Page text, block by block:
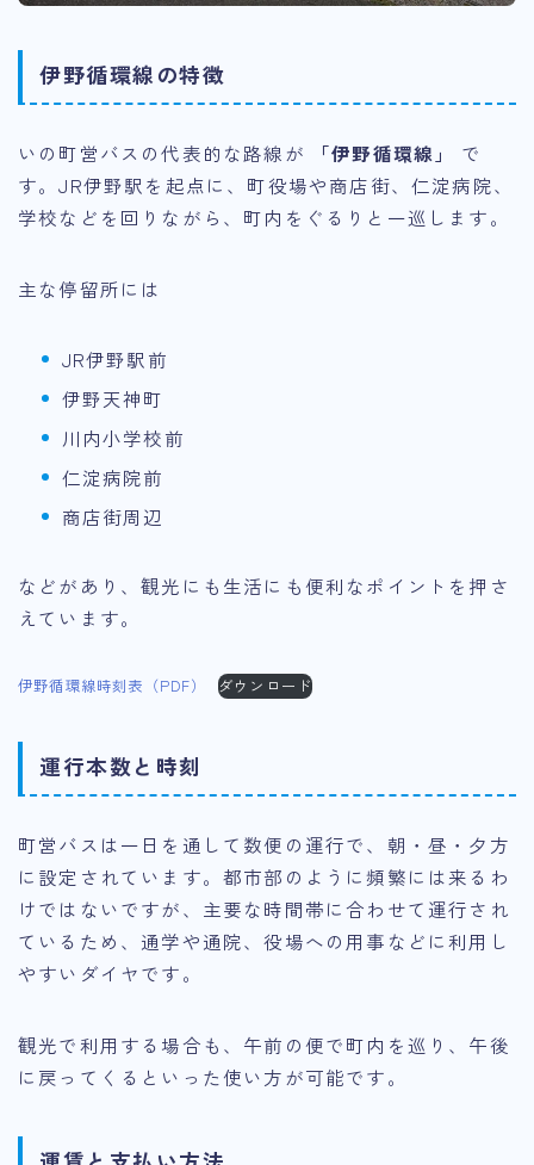
伊野循環線の特徴
いの町営バスの代表的な路線が 「伊野循環線」
で
す。JR伊野駅を起点に、町役場や商店街、仁淀病院、
学校などを回りながら、町内をぐるりと一巡します。
主な停留所には
JR伊野駅前
伊野天神町
川内小学校前
仁淀病院前
商店街周辺
などがあり、観光にも生活にも便利なポイントを押さ
えています。
伊野循環線時刻表（PDF） ダウンロード
運行本数と時刻
町営バスは一日を通して数便の運行で、朝・昼・夕方
に設定されています。都市部のように頻繁には来るわ
けではないですが、主要な時間帯に合わせて運行され
ているため、通学や通院、役場への用事などに利用し
やすいダイヤです。
観光で利用する場合も、午前の便で町内を巡り、午後
に戻ってくるといった使い方が可能です。